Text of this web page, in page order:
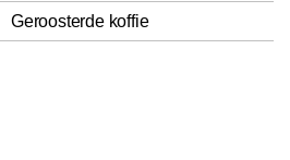
Geroosterde koffie